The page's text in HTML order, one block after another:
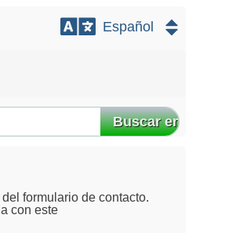
Buscar en
formulario de contacto.
con este